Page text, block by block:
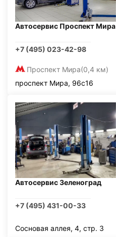
Автосервис Проспект Мира
+7 (495) 023-42-98
Проспект Мира(0,4 км)
проспект Мира, 96с16
Автосервис Зеленоград
+7 (495) 431-00-33
Сосновая аллея, 4, стр. 3